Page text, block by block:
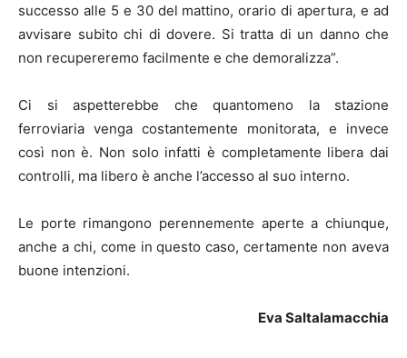
successo alle 5 e 30 del mattino, orario di apertura, e ad
avvisare subito chi di dovere. Si tratta di un danno che
non recupereremo facilmente e che demoralizza”.
Ci si aspetterebbe che quantomeno la stazione
ferroviaria venga costantemente monitorata, e invece
così non è. Non solo infatti è completamente libera dai
controlli, ma libero è anche l’accesso al suo interno.
Le porte rimangono perennemente aperte a chiunque,
anche a chi, come in questo caso, certamente non aveva
buone intenzioni.
Eva Saltalamacchia